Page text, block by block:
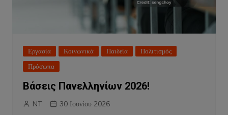
Εργασία Κοινωνικά Παιδεία
Πολιτισμός
Πρόσωπα
Βάσεις Πανελληνίων 2026!
NT 30 Ιουνίου 2026